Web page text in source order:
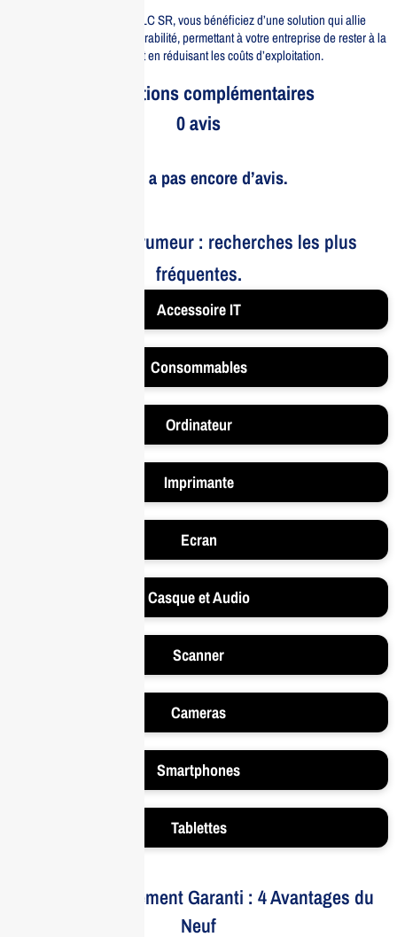
Avec l’Aruba IOn 10G SFP LC SR, vous bénéficiez d’une solution qui allie
performance, flexibilité et durabilité, permettant à votre entreprise de rester à la
pointe de la technologie tout en réduisant les coûts d’exploitation.
Informations complémentaires
0 avis
Il n’y a pas encore d’avis.
Le bruit et la rumeur : recherches les plus
fréquentes.
Accessoire IT
Consommables
Ordinateur
Imprimante
Ecran
Casque et Audio
Scanner
Cameras
Smartphones
Tablettes
Votre Investissement Garanti : 4 Avantages du
Neuf